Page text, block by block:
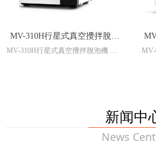
真
平
主
转
作
MV-310H行星式真空攪拌脫泡
機 行星式攪拌機 真空攪拌機 真
MV-310H行星式真空攪拌脫泡機 行
行
新闻中
News